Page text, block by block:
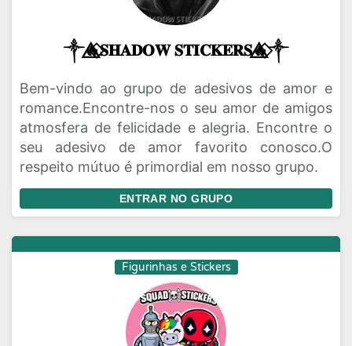
༒🔥⃟⃤𝐒𝐇𝐀𝐃𝐎𝐖 𝐒𝐓𝐈𝐂𝐊𝐄𝐑𝐒🔥⃟⃤༒
Bem-vindo ao grupo de adesivos de amor e
romance.Encontre-nos o seu amor de amigos
atmosfera de felicidade e alegria. Encontre o
seu adesivo de amor favorito conosco.O
respeito mútuo é primordial em nosso grupo.
ENTRAR NO GRUPO
Figurinhas e Stickers